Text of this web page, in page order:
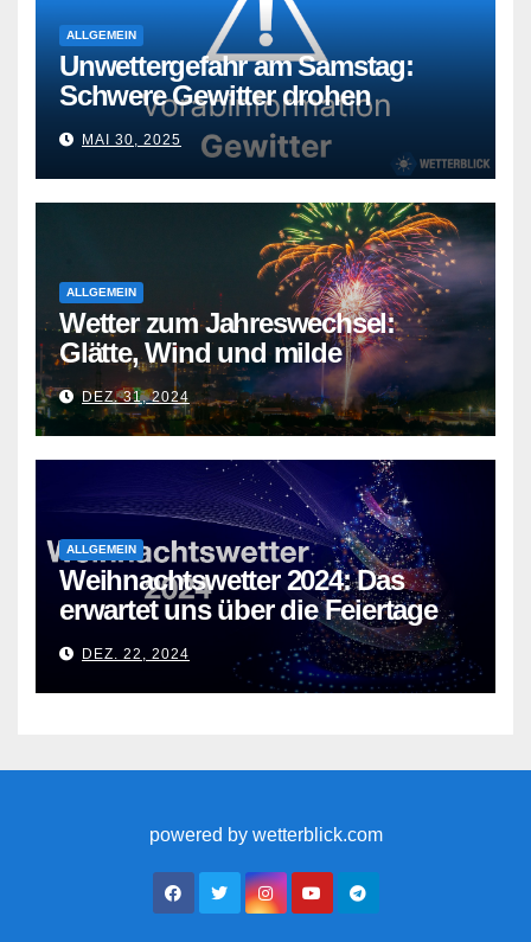
ALLGEMEIN
Unwettergefahr am Samstag:
Schwere Gewitter drohen
MAI 30, 2025
ALLGEMEIN
Wetter zum Jahreswechsel:
Glätte, Wind und milde
Temperaturen
DEZ. 31, 2024
ALLGEMEIN
Weihnachtswetter 2024: Das
erwartet uns über die Feiertage
DEZ. 22, 2024
powered by wetterblick.com